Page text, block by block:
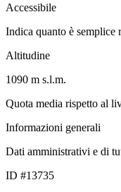
Accessibile
Indica quanto è semplice
Altitudine
1090 m s.l.m.
Quota media rispetto al
Informazioni generali
Dati amministrativi e di
ID #13735